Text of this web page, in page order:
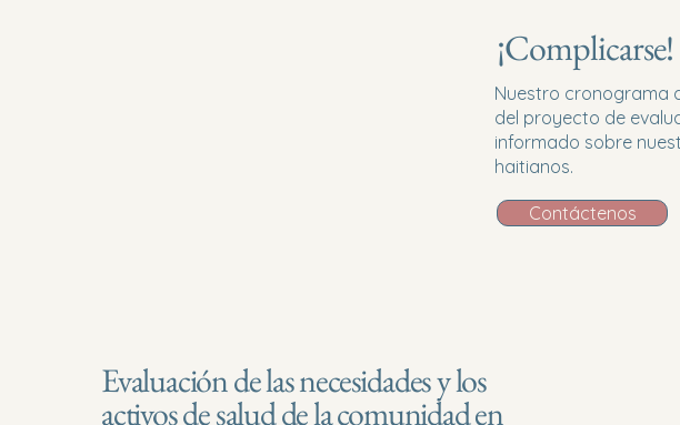
¡Complicarse!
Nuestro cronograma
del proyecto de
informado sobre
haitianos.
Contáctenos
Evaluación de las necesidades y los
activos de salud de la comunidad en